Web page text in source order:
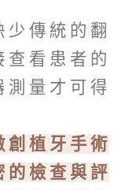
傳統的翻
查看患者的
測量才可得
創植牙手術
的檢查與評